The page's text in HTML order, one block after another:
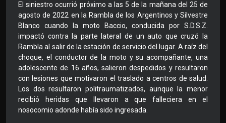
El siniestro ocurrió próximo a las 5 de la mañana del 25 de
agosto de 2022 en la Rambla de los Argentinos y Silvestre
Blanco cuando la moto Baccio, conducida por S.D.S.Z.
impactó contra la parte lateral de un auto que cruzó la
Rambla al salir de la estación de servicio del lugar. A raíz del
choque, el conductor de la moto y su acompañante, una
adolescente de 16 años, salieron despedidos y resultaron
con lesiones que motivaron el traslado a centros de salud.
Los dos resultaron politraumatizados, aunque la menor
recibió heridas que llevaron a que falleciera en el
nosocomio adonde había sido ingresada.